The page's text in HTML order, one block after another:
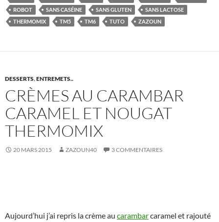
ROBOT
SANS CASÉINE SANS GLUTEN
SANS LACTOSE
THERMOMIX
TM5 TM6 TUTO ZAZOUN
DESSERTS,ENTREMETS..
CRÈMES AU CARAMBAR
CARAMEL ET NOUGAT
THERMOMIX
20 MARS 2015 ZAZOUN40 3 COMMENTAIRES
Aujourd’hui j’ai repris la crème au carambarcaramel et rajouté